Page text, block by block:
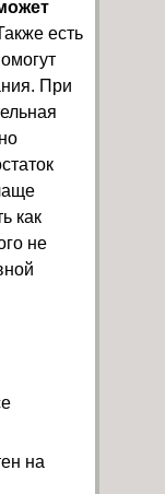
есть
При
как
не
на